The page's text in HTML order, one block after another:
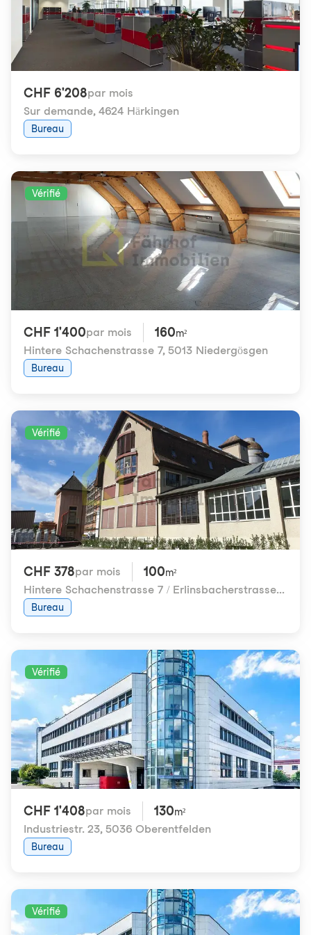
CHF 6'208par mois
Sur demande, 4624 Härkingen
Bureau
Vérifié
CHF 1'400par mois 160m²
Hintere Schachenstrasse 7, 5013 Niedergösgen
Bureau
Vérifié
CHF 378par mois 100m²
Hintere Schachenstrasse 7 / Erlinsbacherstrasse 22
Bureau
Vérifié
CHF 1'408par mois 130m²
Industriestr. 23, 5036 Oberentfelden
Bureau
Vérifié